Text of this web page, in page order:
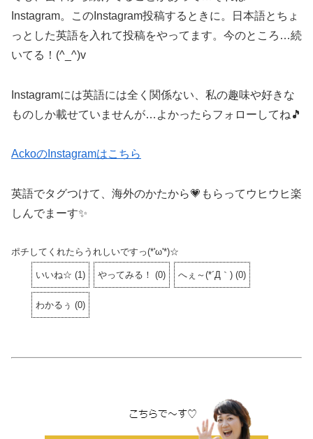
Instagram。このInstagram投稿するときに。日本語とちょ
っとした英語を入れて投稿をやってます。今のところ…続
いてる！(^_^)v
Instagramには英語には全く関係ない、私の趣味や好きな
ものしか載せていませんが…よかったらフォローしてね🎵
AckoのInstagramはこちら
英語でタグつけて、海外のかたから💗もらってウヒウヒ楽
しんでまーす✨
ポチしてくれたらうれしいですっ(*'ω'*)☆
いいね☆ (1 ) やってみる！ (0) へぇ～(*´Д｀) (0)
わかるぅ (0)